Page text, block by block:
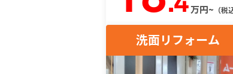
万円~ （税
洗面リフォーム